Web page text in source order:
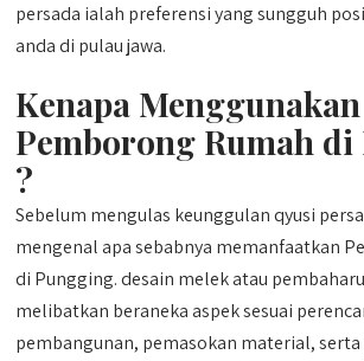
persada ialah preferensi yang sungguh
anda di pulau jawa.
Kenapa Menggunakan
Pemborong Rumah
?
Sebelum mengulas keunggulan qyusi
mengenal apa sebabnya memanfaatkan
di Pungging. desain melek atau
melibatkan beraneka aspek sesuai
pembangunan, pemasokan material, serta